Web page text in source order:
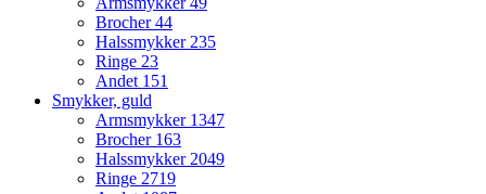
Brocher44
Halssmykker235
Ringe 23
Andet 151
Smykker, guld
Armsmykker 1347
Brocher 163
Halssmykker2049
Ringe 2719